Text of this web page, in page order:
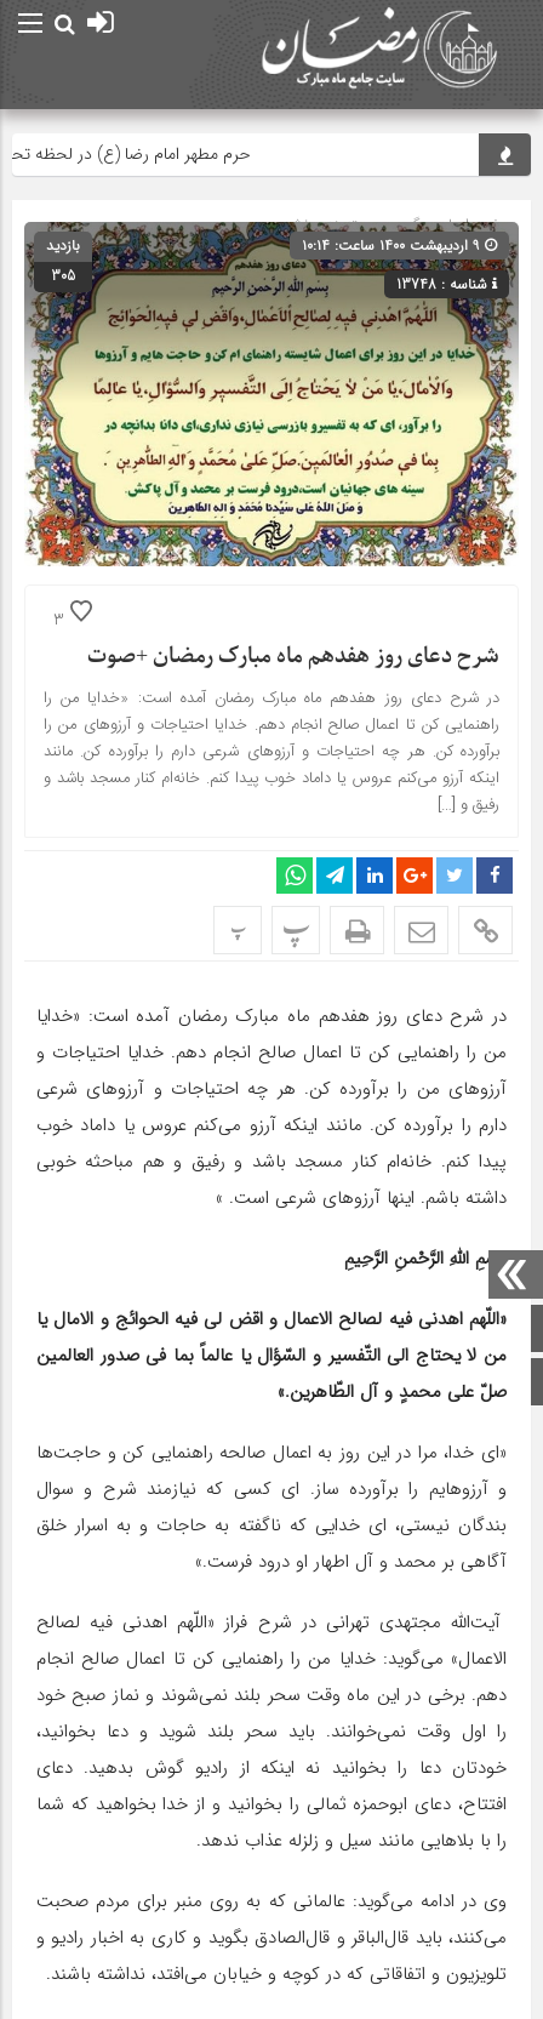
صفحه اصلی
اینستاگرام
حرم مطهر امام رضا (ع) در لحظه تحویل
صفحه اصلی» گروه » دسته‌بندی نشده
شناسه : 13748
بازدید
305
3
شرح دعای روز هفدهم ماه مبارک رمضان +صوت
در شرح دعای روز هفدهم ماه مبارک رمضان آمده است: «خدایا من را
راهنمایی کن تا اعمال صالح انجام دهم. خدایا احتیاجات و آرزوهای من را
برآورده کن. هر چه احتیاجات و آرزوهای شرعی دارم را برآورده کن. مانند
اینکه آرزو می‌کنم عروس یا داماد خوب پیدا کنم. خانه‌ام کنار مسجد باشد و
رفیق و […]
پ پ
در شرح دعای روز هفدهم ماه مبارک رمضان آمده است: «خدایا
من را راهنمایی کن تا اعمال صالح انجام دهم. خدایا احتیاجات و
آرزوهای من را برآورده کن. هر چه احتیاجات و آرزوهای شرعی
دارم را برآورده کن. مانند اینکه آرزو می‌کنم عروس یا داماد خوب
پیدا کنم. خانه‌ام کنار مسجد باشد و رفیق و هم مباحثه خوبی
داشته باشم. اینها آرزوهای شرعی است. »
بِسْمِ اللَّهِ الرَّحْمنِ الرَّحِیمِ‏
«اللّهم اهدنی فیه لصالح الاعمال و اقض لی فیه الحوائج و الامال یا
من لا یحتاج الی التّفسیر و السّؤال یا عالماً بما فی صدور العالمین
صلّ علی محمدٍ و آل الطّاهرین.»
«ای خدا، مرا در این روز به اعمال صالحه راهنمایی کن و حاجت‌ها
و آرزوهایم را برآورده ساز. ای کسی که نیازمند شرح و سوال
بندگان نیستی، ای خدایی که ناگفته به حاجات و به اسرار خلق
آگاهی بر محمد و آل اطهار او درود فرست.»
آیت‌الله مجتهدی تهرانی در شرح فراز «اللّهم اهدنی فیه لصالح
الاعمال» می‌گوید: خدایا من را راهنمایی کن تا اعمال صالح انجام
دهم. برخی در این ماه وقت سحر بلند نمی‌شوند و نماز صبح خود
را اول وقت نمی‌خوانند. باید سحر بلند شوید و دعا بخوانید،
خودتان دعا را بخوانید نه اینکه از رادیو گوش بدهید. دعای
افتتاح، دعای ابوحمزه ثمالی را بخوانید و از خدا بخواهید که شما
را با بلاهایی مانند سیل و زلزله عذاب ندهد.
وی در ادامه می‌گوید: عالمانی که به روی منبر برای مردم صحبت
می‌کنند، باید قال‌الباقر و قال‌الصادق بگوید و کاری به اخبار رادیو و
تلویزیون و اتفاقاتی که در کوچه و خیابان می‌افتد، نداشته باشند.